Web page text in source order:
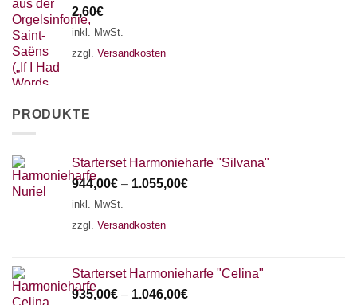
2,60€
inkl. MwSt.
zzgl. Versandkosten
PRODUKTE
Starterset Harmonieharfe "Silvana"
944,00€ – 1.055,00€
inkl. MwSt.
zzgl. Versandkosten
Starterset Harmonieharfe "Celina"
935,00€ – 1.046,00€